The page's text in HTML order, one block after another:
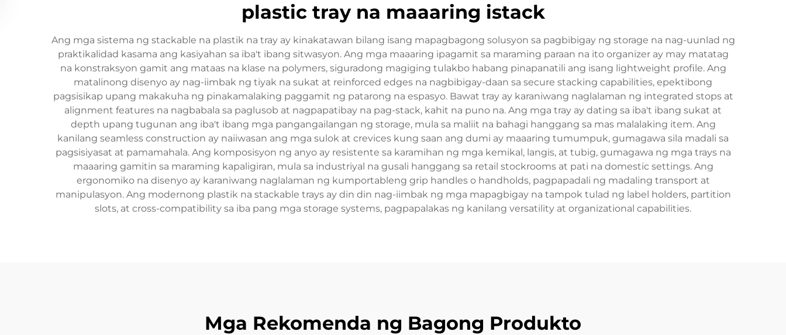
plastic tray na maaaring istack
Ang mga sistema ng stackable na plastik na tray ay kinakatawan bilang isang mapagbagong solusyon sa pagbibigay ng storage na nag-uunlad ng
praktikalidad kasama ang kasiyahan sa iba't ibang sitwasyon. Ang mga maaaring ipagamit sa maraming paraan na ito organizer ay may matatag
na konstraksyon gamit ang mataas na klase na polymers, siguradong magiging tulakbo habang pinapanatili ang isang lightweight profile. Ang
matalinong disenyo ay nag-iimbak ng tiyak na sukat at reinforced edges na nagbibigay-daan sa secure stacking capabilities, epektibong
pagsisikap upang makakuha ng pinakamalaking paggamit ng patarong na espasyo. Bawat tray ay karaniwang naglalaman ng integrated stops at
alignment features na nagbabala sa paglusob at nagpapatibay na pag-stack, kahit na puno na. Ang mga tray ay dating sa iba't ibang sukat at
depth upang tugunan ang iba't ibang mga pangangailangan ng storage, mula sa maliit na bahagi hanggang sa mas malalaking item. Ang
kanilang seamless construction ay naiiwasan ang mga sulok at crevices kung saan ang dumi ay maaaring tumumpuk, gumagawa sila madali sa
pagsisiyasat at pamamahala. Ang komposisyon ng anyo ay resistente sa karamihan ng mga kemikal, langis, at tubig, gumagawa ng mga trays na
maaaring gamitin sa maraming kapaligiran, mula sa industriyal na gusali hanggang sa retail stockrooms at pati na domestic settings. Ang
ergonomiko na disenyo ay karaniwang naglalaman ng kumportableng grip handles o handholds, pagpapadali ng madaling transport at
manipulasyon. Ang modernong plastik na stackable trays ay din din nag-iimbak ng mga mapagbigay na tampok tulad ng label holders, partition
slots, at cross-compatibility sa iba pang mga storage systems, pagpapalakas ng kanilang versatility at organizational capabilities.
Mga Rekomenda ng Bagong Produkto